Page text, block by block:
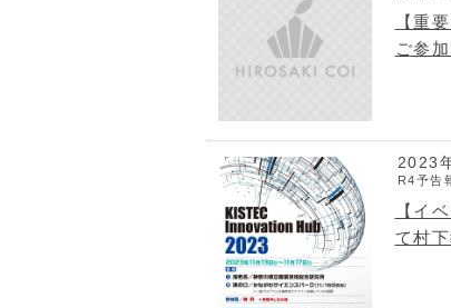
【重
ご参
2023
R4予告
【イ
て村